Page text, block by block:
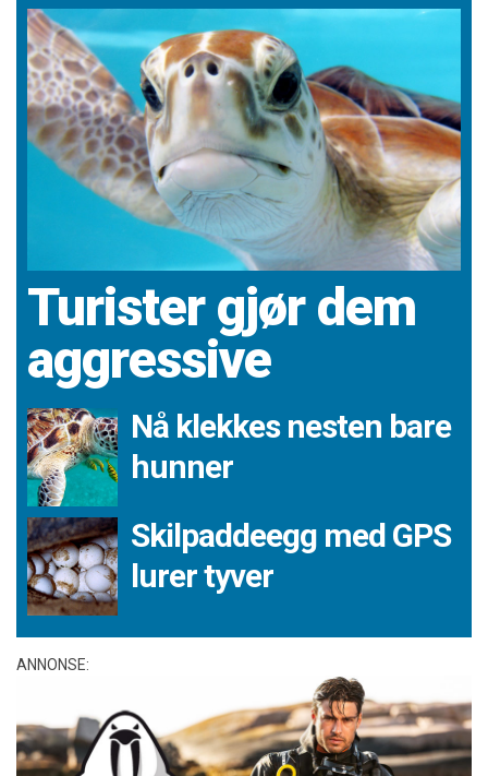
Turister gjør dem
aggressive
Nå klekkes nesten bare
hunner
Skilpaddeegg med GPS
lurer tyver
ANNONSE: